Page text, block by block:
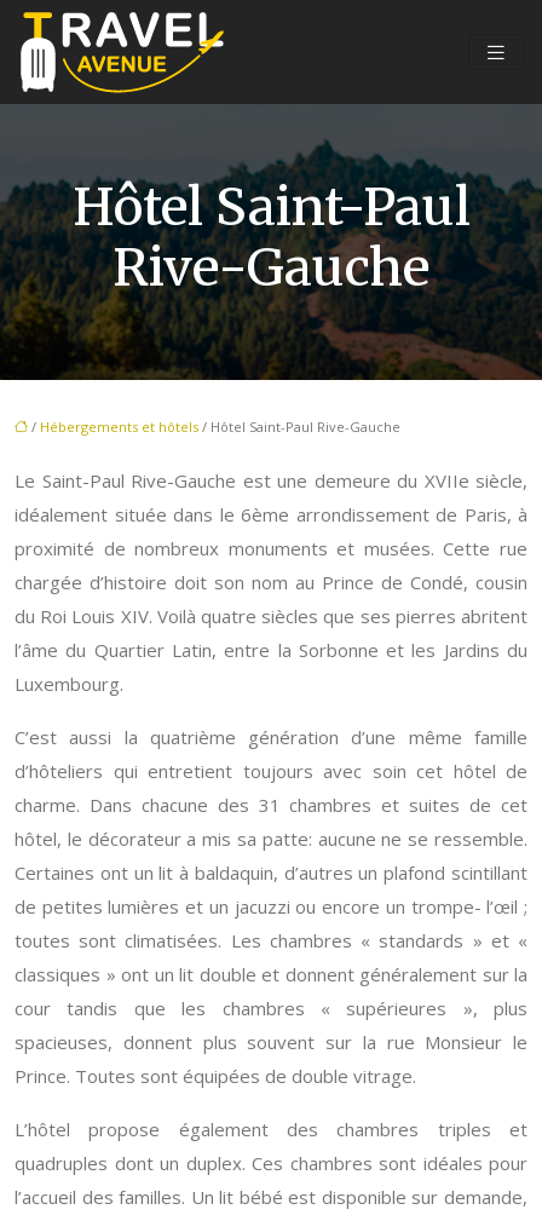
Hôtel Saint-Paul
Rive-Gauche
/ Hébergements et hôtels / Hôtel Saint-Paul Rive-Gauche
Le Saint-Paul Rive-Gauche est une demeure du XVIIe siècle,
idéalement située dans le 6ème arrondissement de Paris, à
proximité de nombreux monuments et musées. Cette rue
chargée d’histoire doit son nom au Prince de Condé, cousin
du Roi Louis XIV. Voilà quatre siècles que ses pierres abritent
l’âme du Quartier Latin, entre la Sorbonne et les Jardins du
Luxembourg.
C’est aussi la quatrième génération d’une même famille
d’hôteliers qui entretient toujours avec soin cet hôtel de
charme. Dans chacune des 31 chambres et suites de cet
hôtel, le décorateur a mis sa patte: aucune ne se ressemble.
Certaines ont un lit à baldaquin, d’autres un plafond scintillant
de petites lumières et un jacuzzi ou encore un trompe- l’œil ;
toutes sont climatisées. Les chambres « standards » et «
classiques » ont un lit double et donnent généralement sur la
cour tandis que les chambres « supérieures », plus
spacieuses, donnent plus souvent sur la rue Monsieur le
Prince. Toutes sont équipées de double vitrage.
L’hôtel propose également des chambres triples et
quadruples dont un duplex. Ces chambres sont idéales pour
l’accueil des familles. Un lit bébé est disponible sur demande,